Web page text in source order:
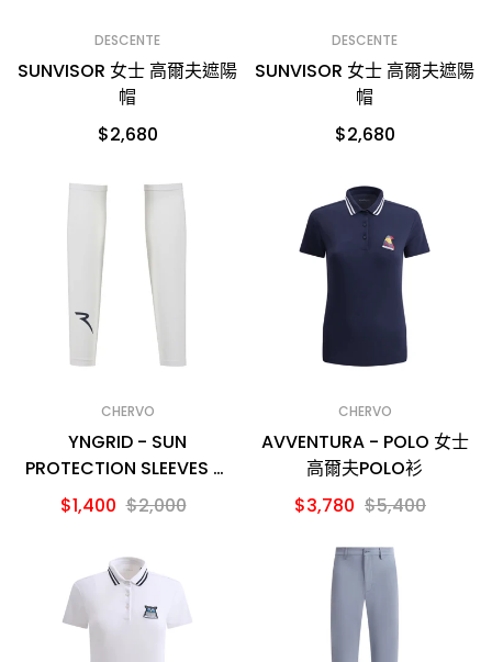
DESCENTE
SUNVISOR 女士 高爾夫遮陽
帽
$2,680
DESCENTE
SUNVISOR 女士 高爾夫遮陽
帽
$2,680
CHERVO
YNGRID - SUN
PROTECTION SLEEVES 防
曬袖套
$1,400 $2,000
CHERVO
AVVENTURA - POLO 女士
高爾夫POLO衫
$3,780 $5,400